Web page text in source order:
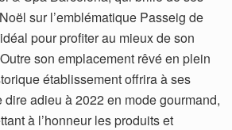
sur l’emblématique Passeig de
pour profiter au mieux de son
son emplacement rêvé en plein
établissement offrira à ses
dire adieu à 2022 en mode gourmand,
à l’honneur les produits et